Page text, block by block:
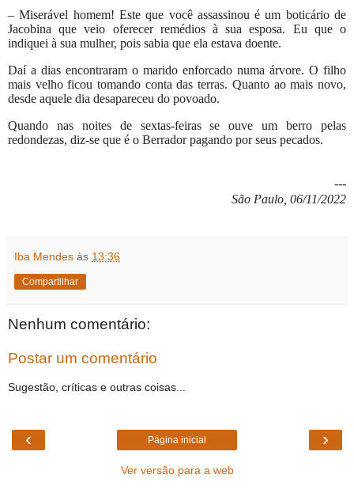
– Miserável homem! Este que você assassinou é um boticário de
Jacobina que veio oferecer remédios à sua esposa. Eu que o
indiquei à sua mulher, pois sabia que ela estava doente.
Daí a dias encontraram o marido enforcado numa árvore. O filho
mais velho ficou tomando conta das terras. Quanto ao mais novo,
desde aquele dia desapareceu do povoado.
Quando nas noites de sextas-feiras se ouve um berro pelas
redondezas, diz-se que é o Berrador pagando por seus pecados.
---
São Paulo, 06/11/2022
Iba Mendes às 13:36
Compartilhar
Nenhum comentário:
Postar um comentário
Sugestão, críticas e outras coisas...
‹ ›
Página inicial
Ver versão para a web